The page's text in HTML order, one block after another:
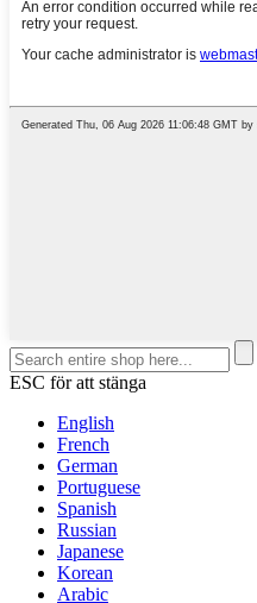
ESC för att stänga
English
French
German
Portuguese
Spanish
Russian
Japanese
Korean
Arabic